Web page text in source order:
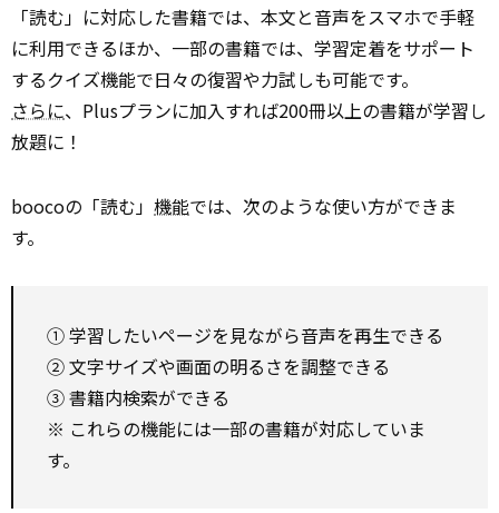
「読む」に対応した書籍では、本文と音声をスマホで手軽
に利用できるほか、一部の書籍では、学習定着をサポート
するクイズ機能で日々の復習や力試しも可能です。
さらに、Plusプランに加入すれば200冊以上の書籍が学習し
放題に！
boocoの「読む」 機能では、次のような使い方ができま
す。
① 学習したいページを見ながら音声を再生できる
② 文字サイズや画面の明るさを調整できる
③ 書籍内検索ができる
※ これらの機能には一部の書籍が対応していま
す。